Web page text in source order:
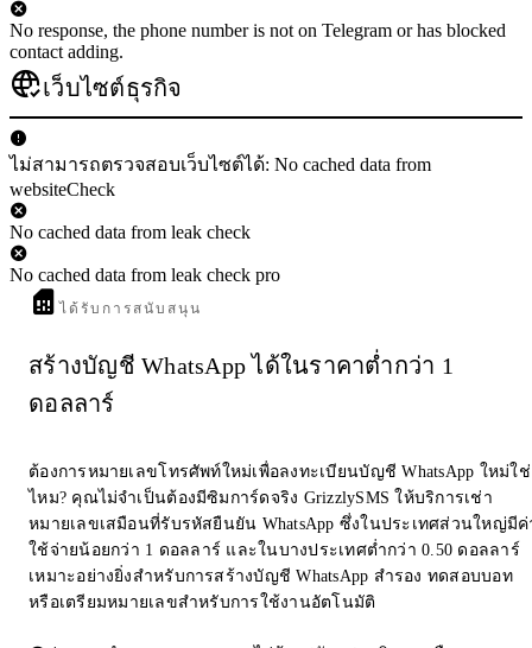
No response, the phone number is not on Telegram or has blocked
contact adding.
เว็บไซต์ธุรกิจ
ไม่สามารถตรวจสอบเว็บไซต์ได้: No cached data from
websiteCheck
No cached data from leak check
No cached data from leak check pro
ได้รับการสนับสนุน
สร้างบัญชี WhatsApp ได้ในราคาต่ำกว่า 1
ดอลลาร์
ต้องการหมายเลขโทรศัพท์ใหม่เพื่อลงทะเบียนบัญชี WhatsApp ใหม่ใช่
ไหม? คุณไม่จำเป็นต้องมีซิมการ์ดจริง GrizzlySMS ให้บริการเช่า
หมายเลขเสมือนที่รับรหัสยืนยัน WhatsApp ซึ่งในประเทศส่วนใหญ่มีค่
ใช้จ่ายน้อยกว่า 1 ดอลลาร์ และในบางประเทศต่ำกว่า 0.50 ดอลลาร์
เหมาะอย่างยิ่งสำหรับการสร้างบัญชี WhatsApp สำรอง ทดสอบบอท
หรือเตรียมหมายเลขสำหรับการใช้งานอัตโนมัติ